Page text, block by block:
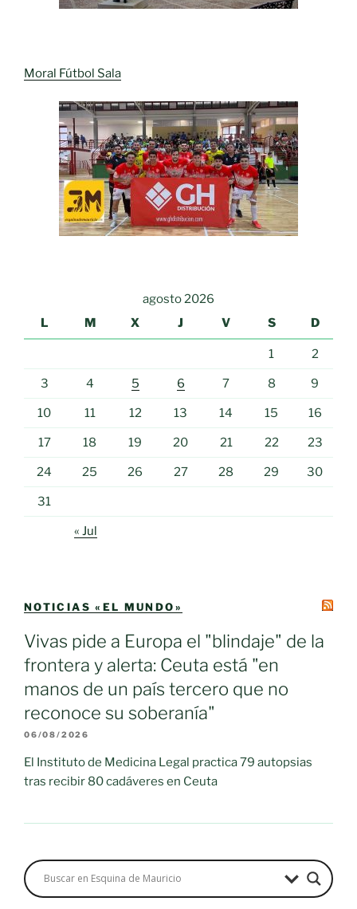
Moral Fútbol Sala
agosto 2026
L
M X J V S D
1 2
3 4 5 6 7 8 9
10 11 12 13 14 15 16
17 18 19 20 21 22 23
24 25 26 27 28 29 30
31
« Jul
NOTICIAS «EL MUNDO»
Vivas pide a Europa el "blindaje" de la
frontera y alerta: Ceuta está "en
manos de un país tercero que no
reconoce su soberanía"
06/08/2026
El Instituto de Medicina Legal practica 79 autopsias
tras recibir 80 cadáveres en Ceuta